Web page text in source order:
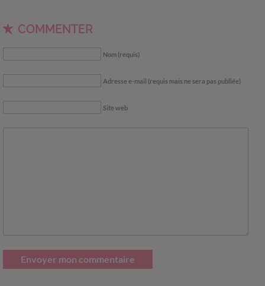
COMMENTER
Nom (requis)
Adresse e-mail (requis mais ne sera pas publiée)
Site web
Envoyer mon commentaire